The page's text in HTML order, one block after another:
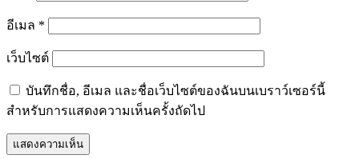
อีเมล *
เว็บไซต์
บันทึกชื่อ, อีเมล และชื่อเว็บไซต์ของฉันบนเบราว์เซอร์นี้
สำหรับการแสดงความเห็นครั้งถัดไป